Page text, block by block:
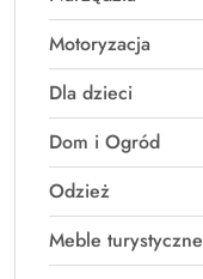
Motoryzacja
Dla dzieci
Dom i Ogród
Odzież
Meble turystyczne